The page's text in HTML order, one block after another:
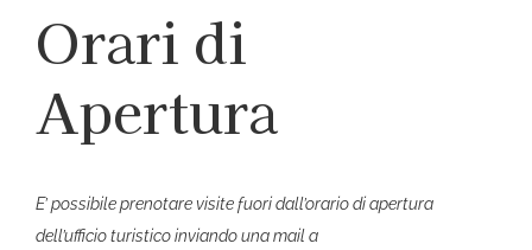
Orari di
Apertura
E’ possibile prenotare visite fuori dall’orario di apertura
dell’ufficio turistico inviando una mail a